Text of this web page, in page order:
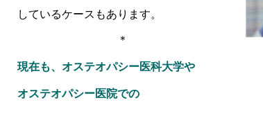
しているケースもあります。
＊
現在も、オステオパシー医科大学や
オステオパシー医院での